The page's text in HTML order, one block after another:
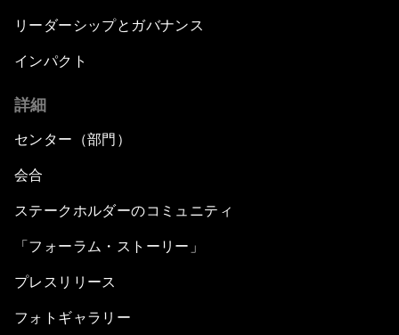
リーダーシップとガバナンス
インパクト
詳細
センター（部門）
会合
ステークホルダーのコミュニティ
「フォーラム・ストーリー」
プレスリリース
フォトギャラリー